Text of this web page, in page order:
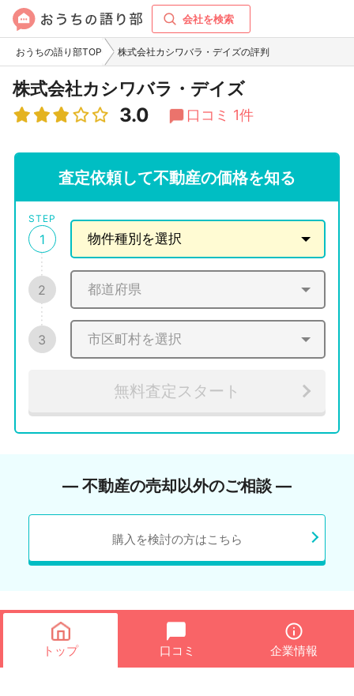
会社を検索
おうちの語り部TOP 株式会社カシワバラ・デイズの評判
株式会社カシワバラ・デイズ
3.0 口コミ 1件
査定依頼して不動産の価格を知る
STEP
1
2
3
無料査定スタート
― 不動産の売却以外のご相談 ―
購入を検討の方はこちら
トップ 口コミ 企業情報